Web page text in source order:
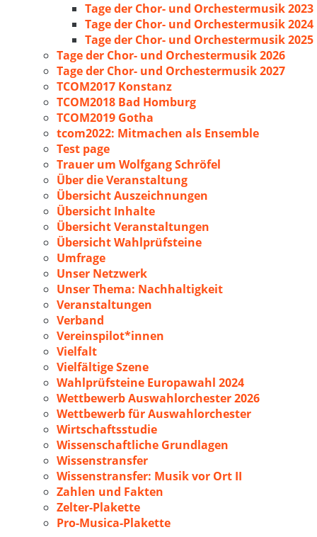
Tage der Chor- und Orchestermusik 2023
Tage der Chor- und Orchestermusik 2024
Tage der Chor- und Orchestermusik 2025
Tage der Chor- und Orchestermusik 2026
Tage der Chor- und Orchestermusik 2027
TCOM2017 Konstanz
TCOM2018 Bad Homburg
TCOM2019 Gotha
tcom2022: Mitmachen als Ensemble
Test page
Trauer um Wolfgang Schröfel
Über die Veranstaltung
Übersicht Auszeichnungen
Übersicht Inhalte
Übersicht Veranstaltungen
Übersicht Wahlprüfsteine
Umfrage
Unser Netzwerk
Unser Thema: Nachhaltigkeit
Veranstaltungen
Verband
Vereinspilot*innen
Vielfalt
Vielfältige Szene
Wahlprüfsteine Europawahl 2024
Wettbewerb Auswahlorchester 2026
Wettbewerb für Auswahlorchester
Wirtschaftsstudie
Wissenschaftliche Grundlagen
Wissenstransfer
Wissenstransfer: Musik vor Ort II
Zahlen und Fakten
Zelter-Plakette
Pro-Musica-Plakette